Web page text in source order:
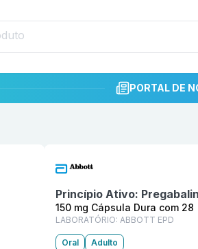
PORTAL DE
Princípio Ativo:
150 mg Cápsula Dura com 28
LABORATÓRIO: ABBOTT EPD
Oral Adulto